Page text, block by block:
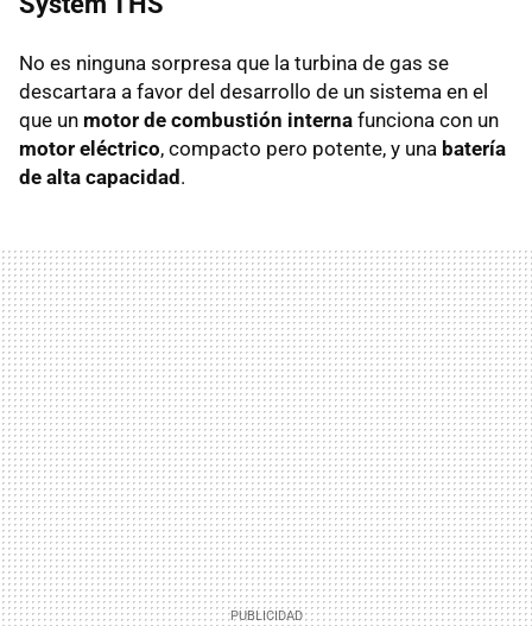
No es ninguna sorpresa que la turbina de gas se
descartara a favor del desarrollo de un sistema en el
que un motor de combustión interna funciona con un
motor eléctrico, compacto pero potente, y una batería
de alta capacidad .